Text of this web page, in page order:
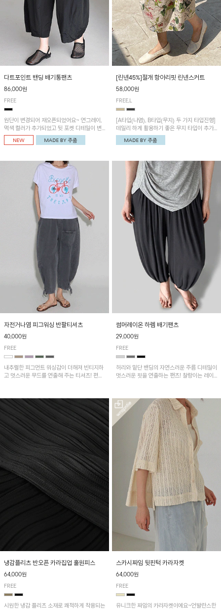
다트포인트 밴딩 배기통팬츠
86,000원
FREE
원단이 변경되어 재오픈되었어요~ 연그레이,
먹색 컬러가 추가되었고 뒷 포켓 디테일이 변
경되었습니다~가볍고 시원하게 착용되는 배
기통팬츠! 허리밴딩과 여유로운 통으로 편안해
[린넨45%]절개 항아리핏 린넨스커트
58,000원
FREE,L
[A타입(나염), B타입(무지) 두 가지 타입진행]
데일리 하게 활용하기 좋은 무지 타입이 추가
되었어요~ 볼륨감 있는 항아리핏 실루엣이 유
니크하며 포켓디테일이 POINT!
자전거나염 피그워싱 반팔티셔츠
40,000원
FREE
내추럴한 피그먼트 워싱감이 더해져 빈티지하
고 멋스러운 무드를 연출해 주는 티셔츠! 편안
썸머레이온 하렘 배기팬츠
29,000원
FREE
허리와 밑단 밴딩의 자연스러운 주름 디테일이
멋스러운 핏을 연출하는 팬츠! 찰랑이는 레이
기기 좋은 아이템입니다~
냉감플리츠 반오픈 카라집업 훌원피스
64,000원
FREE
시원한 냉감 플리츠 소재로 쾌적하게 착용되는
스카시짜임 뒷핀턱 카라자켓
64,000원
FREE
유니크한 짜임의 카라자켓이에요~언발란스한